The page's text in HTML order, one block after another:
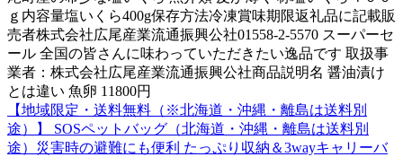
ｇ内容量塩いくら400g保存方法冷凍賞味期限返礼品に記載販
売者株式会社広尾産業流通振興公社01558-2-5570 スーパーセ
ール 全国の皆さんに味わっていただきたい逸品です 取扱事
業者：株式会社広尾産業流通振興公社商品説明名 醤油漬け
とは違い 魚卵 11800円
【地域限定・送料無料（※北海道・沖縄・離島は送料別
途）】 SOSペットバッグ（北海道・沖縄・離島は送料別
途）災害時の避難にも便利 たっぷり収納＆3wayキャリーバ